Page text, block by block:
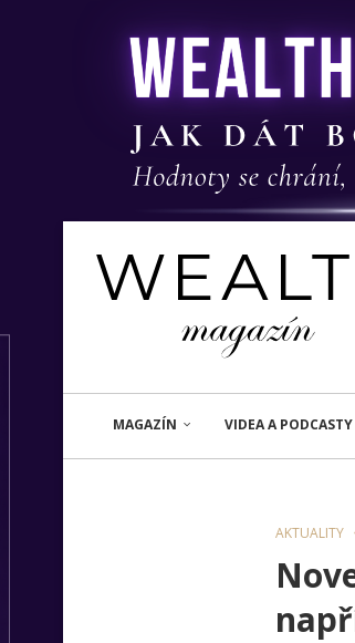
MAGAZÍN VIDEA A PODCASTY
AKTUALITY